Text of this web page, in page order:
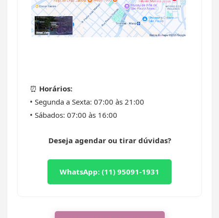
⏰ Horários:
• Segunda a Sexta: 07:00 às 21:00
• Sábados: 07:00 às 16:00
Deseja agendar ou tirar dúvidas?
WhatsApp: (11) 95091-1931